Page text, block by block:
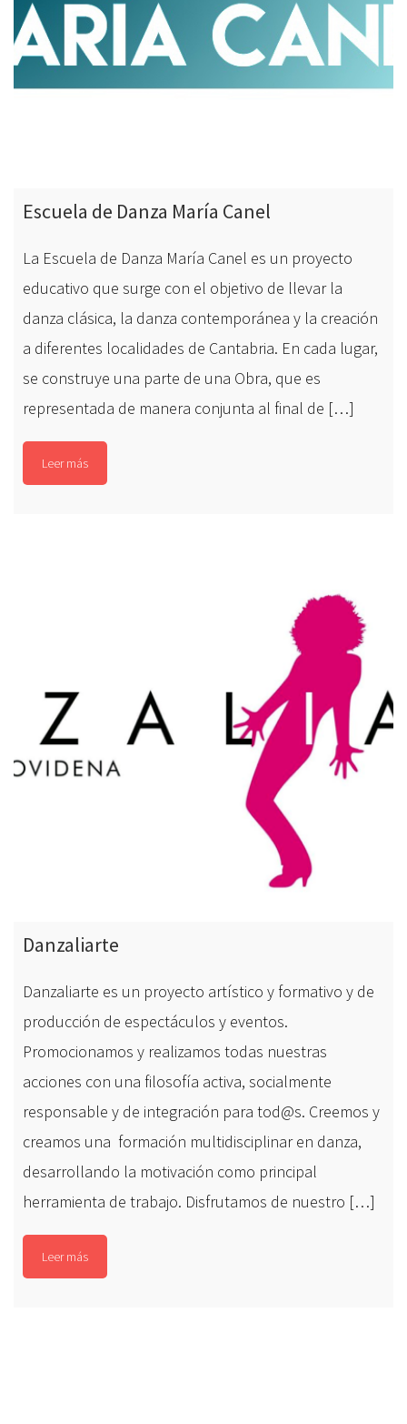
Escuela de Danza María Canel
La Escuela de Danza María Canel es un proyecto
educativo que surge con el objetivo de llevar la
danza clásica, la danza contemporánea y la creación
a diferentes localidades de Cantabria. En cada lugar,
se construye una parte de una Obra, que es
representada de manera conjunta al final de […]
Leer más
Danzaliarte
Danzaliarte es un proyecto artístico y formativo y de
producción de espectáculos y eventos.
Promocionamos y realizamos todas nuestras
acciones con una filosofía activa, socialmente
responsable y de integración para tod@s. Creemos y
creamos una formación multidisciplinar en danza,
desarrollando la motivación como principal
herramienta de trabajo. Disfrutamos de nuestro […]
Leer más